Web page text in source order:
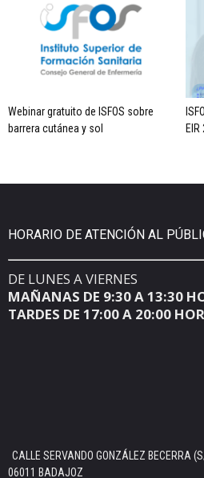
Webinar gratuito de ISFOS sobre
barrera cutánea y sol
HORARIO DE ATENCIÓN AL
DE LUNES A VIERNES
MAÑANAS DE 9:30 A 13:30
TARDES DE 17:00 A 20:00
CALLE SERVANDO GONZÁLEZ BECERRA
06011 BADAJOZ